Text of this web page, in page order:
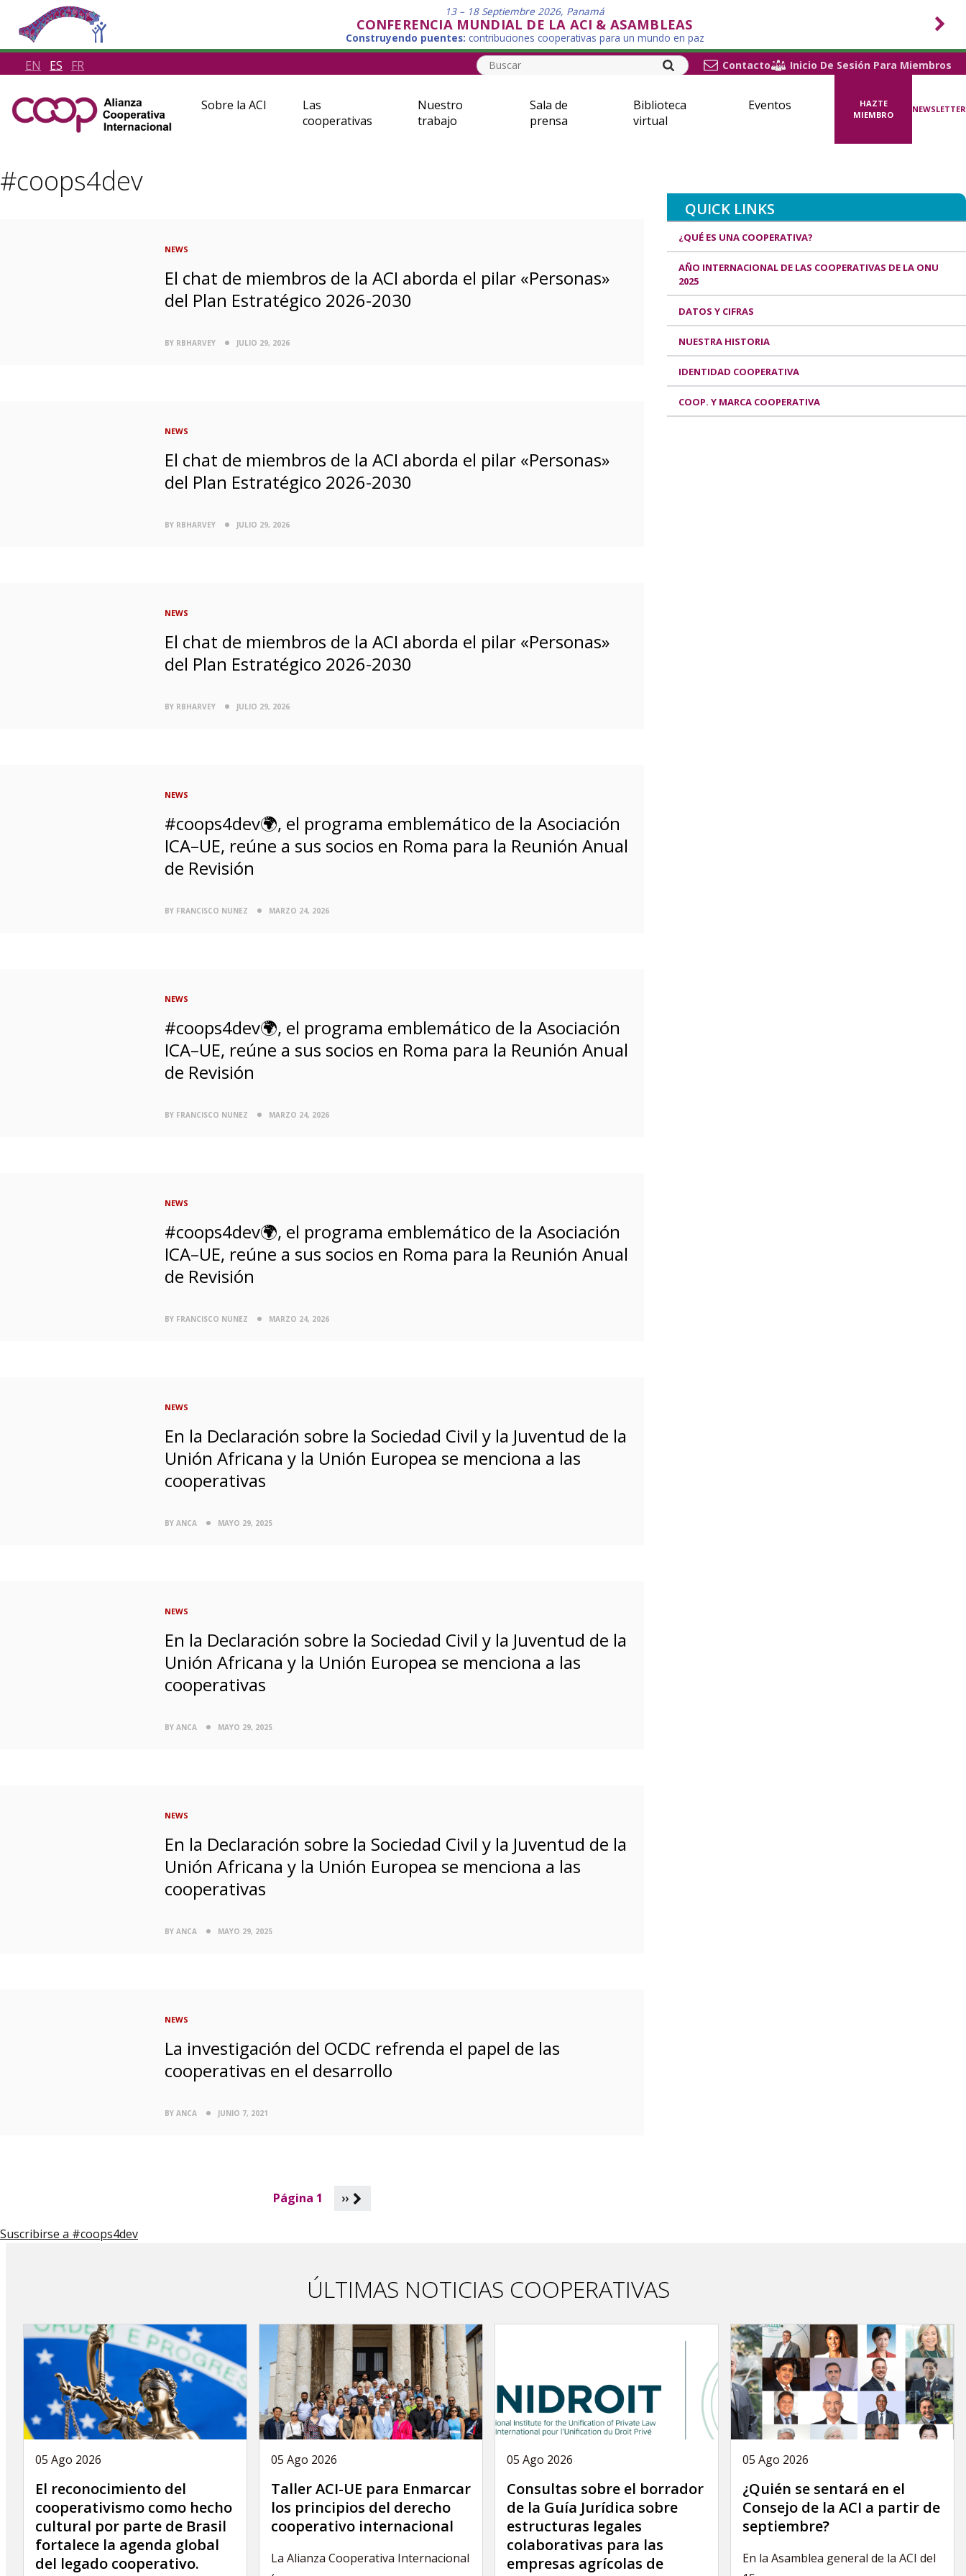
13 – 18 Septiembre 2026, Panamá
CONFERENCIA MUNDIAL DE LA ACI & ASAMBLEAS
Construyendo puentes: contribuciones cooperativas para un mundo en paz
EN ES FR Contacto Inicio De Sesión Para Miembros
Sobre la ACI
Las
cooperativas
Nuestro
trabajo
Sala de
prensa
Biblioteca
virtual
Eventos
HAZTE
MIEMBRO
NEWSLETTER
#coops4dev
NEWS
El chat de miembros de la ACI aborda el pilar «Personas»
del Plan Estratégico 2026-2030
BY RBHARVEY JULIO 29, 2026
NEWS
El chat de miembros de la ACI aborda el pilar «Personas»
del Plan Estratégico 2026-2030
BY RBHARVEY JULIO 29, 2026
NEWS
El chat de miembros de la ACI aborda el pilar «Personas»
del Plan Estratégico 2026-2030
BY RBHARVEY JULIO 29, 2026
NEWS
#coops4dev🌍, el programa emblemático de la Asociación
ICA–UE, reúne a sus socios en Roma para la Reunión Anual
de Revisión
BY FRANCISCO NUNEZ MARZO 24, 2026
NEWS
#coops4dev🌍, el programa emblemático de la Asociación
ICA–UE, reúne a sus socios en Roma para la Reunión Anual
de Revisión
BY FRANCISCO NUNEZ MARZO 24, 2026
NEWS
#coops4dev🌍, el programa emblemático de la Asociación
ICA–UE, reúne a sus socios en Roma para la Reunión Anual
de Revisión
BY FRANCISCO NUNEZ MARZO 24, 2026
NEWS
En la Declaración sobre la Sociedad Civil y la Juventud de la
Unión Africana y la Unión Europea se menciona a las
cooperativas
BY ANCA MAYO 29, 2025
NEWS
En la Declaración sobre la Sociedad Civil y la Juventud de la
Unión Africana y la Unión Europea se menciona a las
cooperativas
BY ANCA MAYO 29, 2025
NEWS
En la Declaración sobre la Sociedad Civil y la Juventud de la
Unión Africana y la Unión Europea se menciona a las
cooperativas
BY ANCA MAYO 29, 2025
NEWS
La investigación del OCDC refrenda el papel de las
cooperativas en el desarrollo
BY ANCA JUNIO 7, 2021
i
Página 1 ››
Suscribirse a #coops4dev
ÚLTIMAS NOTICIAS COOPERATIVAS
05 Ago 2026
El reconocimiento del
cooperativismo como hecho
cultural por parte de Brasil
fortalece la agenda global
del legado cooperativo.
05 Ago 2026
Taller ACI-UE para Enmarcar
los principios del derecho
cooperativo internacional
La Alianza Cooperativa Internacional
05 Ago 2026
Consultas sobre el borrador
de la Guía Jurídica sobre
estructuras legales
colaborativas para las
empresas agrícolas de
05 Ago 2026
¿Quién se sentará en el
Consejo de la ACI a partir de
septiembre?
En la Asamblea general de la ACI del
QUICK LINKS
¿QUÉ ES UNA COOPERATIVA?
AÑO INTERNACIONAL DE LAS COOPERATIVAS DE LA ONU
2025
DATOS Y CIFRAS
NUESTRA HISTORIA
IDENTIDAD COOPERATIVA
COOP. Y MARCA COOPERATIVA